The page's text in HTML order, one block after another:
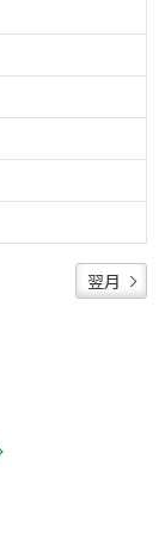
翌月